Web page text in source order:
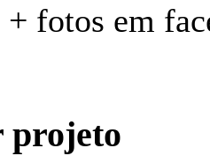
+ fotos em
projeto